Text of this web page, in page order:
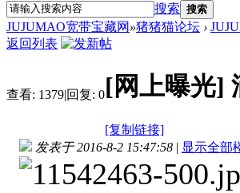
搜索 搜索
JUJUMAO宽带宝藏网 »猪猪猫论坛 ›
返回列表
查看: 1379|回复: 0[网上曝光]
[复制链接]
发表于 2016-8-2 15:47:58 | 显示全部